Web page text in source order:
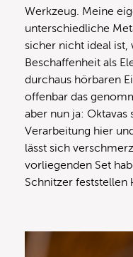
Werkzeug. Meine
unterschiedliche
sicher nicht ideal ist,
Beschaffenheit als
durchaus hörbaren
offenbar das
aber nun ja: Oktavas
Verarbeitung hier
lässt sich
vorliegenden Set
Schnitzer feststellen